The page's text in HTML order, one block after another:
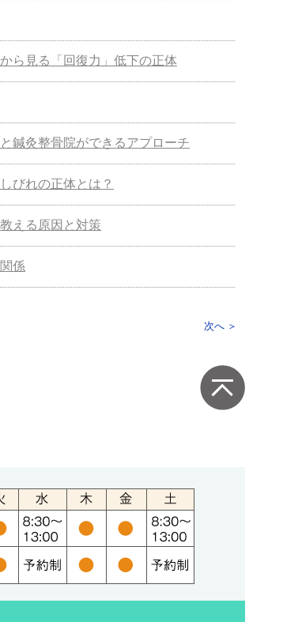
ら見る「回復力」低下の正体
鍼灸整骨院ができるアプローチ
びれの正体とは？
える原因と対策
係
次へ ＞